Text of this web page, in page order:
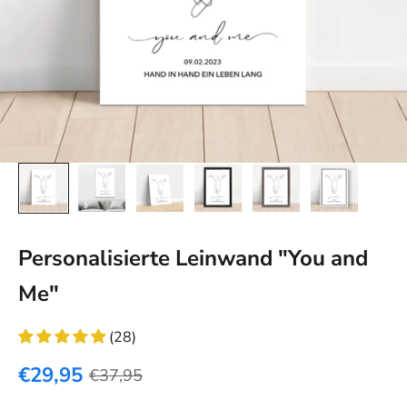
Personalisierte Leinwand "You and
Me"
(28)
€29,95 €37,95